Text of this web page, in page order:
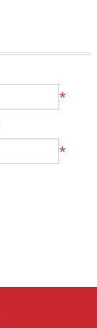
*
*